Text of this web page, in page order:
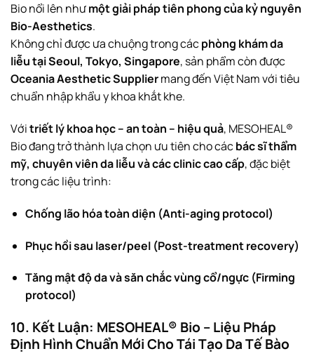
Bio nổi lên nhưmột giải pháp tiên phong của kỷ nguyên
Bio-Aesthetics.
Không chỉ được ưa chuộng trong cácphòng khám da
liễu tại Seoul, Tokyo, Singapore, sản phẩm còn được
Oceania Aesthetic Suppliermang đến Việt Nam với tiêu
chuẩn nhập khẩu y khoa khắt khe.
Vớitriết lý khoa học – an toàn – hiệu quả, MESOHEAL®
Bio đang trở thành lựa chọn ưu tiên cho cácbác sĩ thẩm
mỹ, chuyên viên da liễu và các clinic cao cấp, đặc biệt
trong các liệu trình:
Chống lão hóa toàn diện (Anti-aging protocol)
Phục hồi sau laser/peel (Post-treatment recovery)
Tăng mật độ da và săn chắc vùng cổ/ngực (Firming
protocol)
10. Kết Luận: MESOHEAL® Bio – Liệu Pháp
Định Hình Chuẩn Mới Cho Tái Tạo Da Tế Bào